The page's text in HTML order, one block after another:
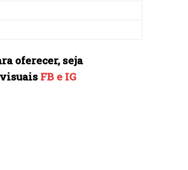
oferecer, seja
FB e IG